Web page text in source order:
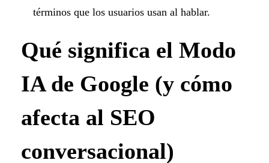
términos que los usuarios usan al hablar.
Qué significa el Modo
IA de Google (y cómo
afecta al SEO
conversacional)